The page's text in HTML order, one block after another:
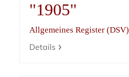
"1905"
Allgemeines Register (DSV)
Details